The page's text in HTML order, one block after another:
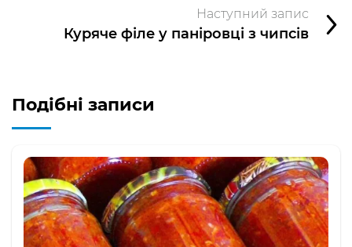
Наступний запис
Куряче філе у паніровці з чипсів
Подібні записи